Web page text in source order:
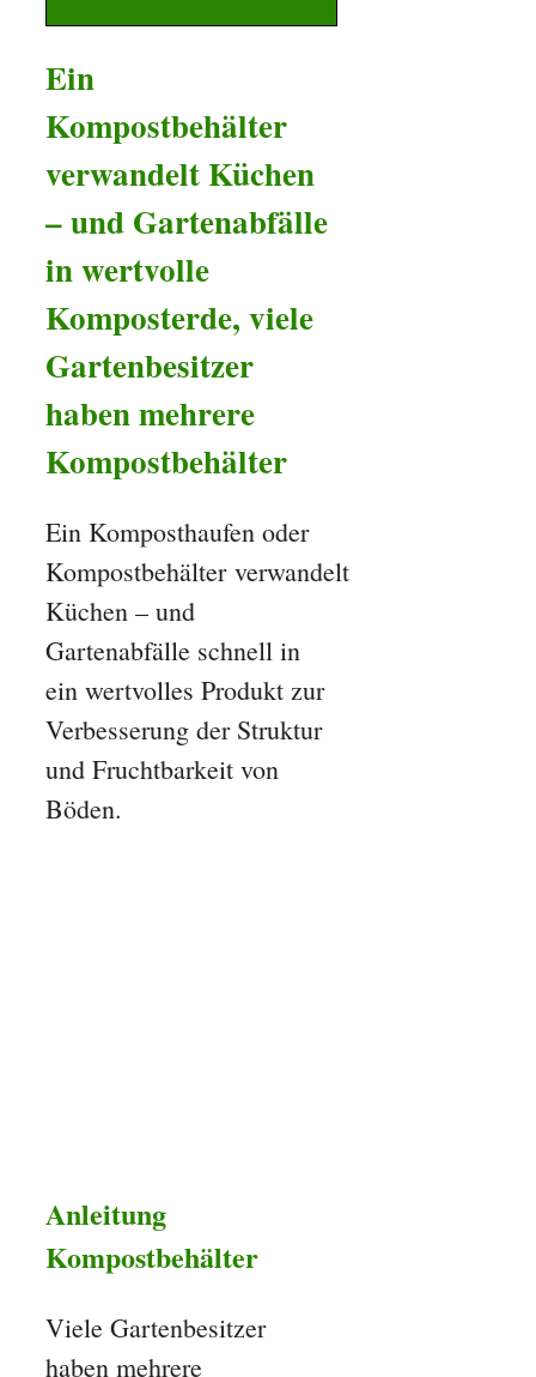
Ein
Kompostbehälter
verwandelt Küchen
– und Gartenabfälle
in wertvolle
Komposterde, viele
Gartenbesitzer
haben mehrere
Kompostbehälter
Ein Komposthaufen oder
Kompostbehälter verwandelt
Küchen – und
Gartenabfälle schnell in
ein wertvolles Produkt zur
Verbesserung der Struktur
und Fruchtbarkeit von
Böden.
Anleitung
Kompostbehälter
Viele Gartenbesitzer
haben mehrere